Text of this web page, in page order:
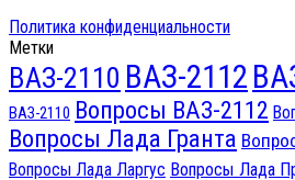
Политика конфиденциальности
Метки
ВАЗ-2110 ВАЗ-2112
ВАЗ-2110 Вопросы ВАЗ-2112
Вопросы Лада Гранта
Вопросы Лада Ларгус Вопросы Лада